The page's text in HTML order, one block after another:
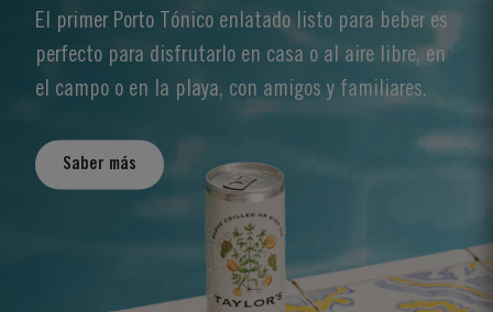
El primer Porto Tónico enlatado listo para beber es
perfecto para disfrutarlo en casa o al aire libre, en
el campo o en la playa, con amigos y familiares.
Saber más